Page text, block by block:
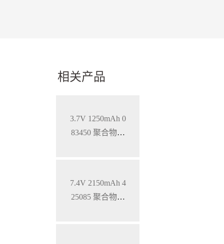
相关产品
3.7V 1250mAh 0
83450 聚合物锂
7.4V 2150mAh 4
25085 聚合物锂